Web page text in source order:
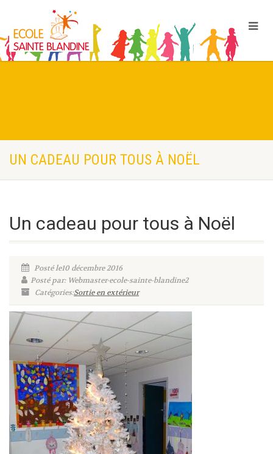
UN CADEAU POUR TOUS À NOËL
Un cadeau pour tous à Noël
Posté le10 décembre 2016
Posté par: Webmaster-ecole-sainte-blandine2
Catégories:Sortie en extérieur